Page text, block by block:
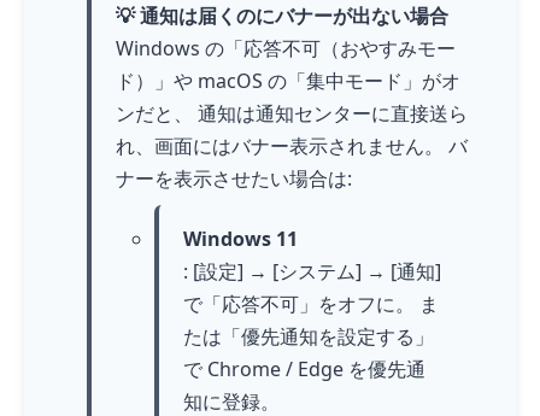
💡 通知は届くのにバナーが出ない場合
Windows の「応答不可（おやすみモー
ド）」や macOS の「集中モード」がオ
ンだと、 通知は通知センターに直接送ら
れ、画面にはバナー表示されません。 バ
ナーを表示させたい場合は:
Windows 11
: [設定] → [システム] → [通知]
で「応答不可」をオフに。 ま
たは「優先通知を設定する」
で Chrome / Edge を優先通
知に登録。